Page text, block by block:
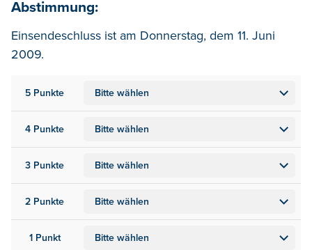
Abstimmung:
Einsendeschluss ist am Donnerstag, dem 11. Juni
2009.
5 Punkte
4 Punkte
3 Punkte
2 Punkte
1 Punkt